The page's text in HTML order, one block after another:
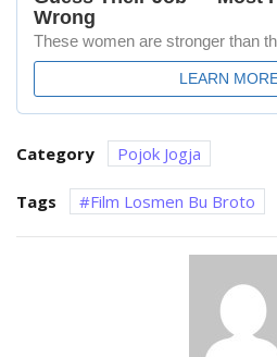
Category Pojok Jogja
Tags Film Losmen Bu Broto